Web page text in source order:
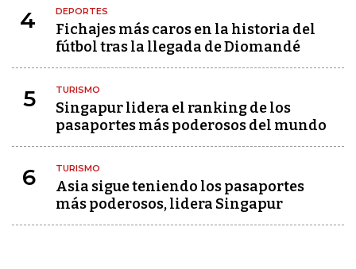
4 DEPORTES
Fichajes más caros en la historia del
fútbol tras la llegada de Diomandé
5 TURISMO
Singapur lidera el ranking de los
pasaportes más poderosos del mundo
6 TURISMO
Asia sigue teniendo los pasaportes
más poderosos, lidera Singapur